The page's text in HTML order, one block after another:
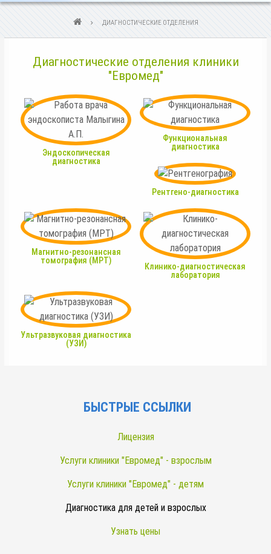
a
e
НАВИГАЦИИ
ДИАГНОСТИЧЕСКИЕ ОТДЕЛЕНИЯ
Диагностические отделения клиники
"Евромед"
Эндоскопическая
диагностика
Функциональная
диагностика
Рентгено-диагностика
Магнитно-резонансная
томография (МРТ)
Клинико-диагностическая
лаборатория
Ультразвуковая диагностика
(УЗИ)
БЫСТРЫЕ ССЫЛКИ
Лицензия
Услуги клиники "Евромед" - взрослым
Услуги клиники "Евромед" - детям
Диагностика для детей и взрослых
Узнать цены